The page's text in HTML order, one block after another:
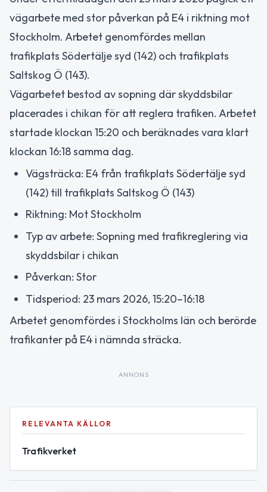
vägarbete med stor påverkan på E4 i riktning mot
Stockholm. Arbetet genomfördes mellan
trafikplats Södertälje syd (142) och trafikplats
Saltskog Ö (143).
Vägarbetet bestod av sopning där skyddsbilar
placerades i chikan för att reglera trafiken. Arbetet
startade klockan 15:20 och beräknades vara klart
klockan 16:18 samma dag.
Vägsträcka: E4 från trafikplats Södertälje syd
(142) till trafikplats Saltskog Ö (143)
Riktning: Mot Stockholm
Typ av arbete: Sopning med trafikreglering via
skyddsbilar i chikan
Påverkan: Stor
Tidsperiod: 23 mars 2026, 15:20–16:18
Arbetet genomfördes i Stockholms län och berörde
trafikanter på E4 i nämnda sträcka.
ANNONS
RELEVANTA KÄLLOR
Trafikverket